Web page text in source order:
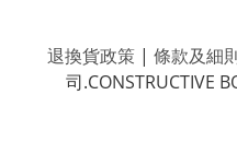
退換貨政策| 條款及細
司.CONSTRUCTIVE